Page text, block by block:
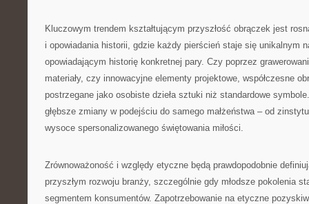
Kluczowym trendem kształtującym przyszłość obrączek jest
i opowiadania historii, gdzie każdy pierścień staje się unikalnym
opowiadającym historię konkretnej pary. Czy poprzez
materiały, czy innowacyjne elementy projektowe, współczesne
postrzegane jako osobiste dzieła sztuki niż standardowe
głębsze zmiany w podejściu do samego małżeństwa – od
wysoce spersonalizowanego świętowania miłości.
Zrównoważoność i względy etyczne będą prawdopodobnie
przyszłym rozwoju branży, szczególnie gdy młodsze pokolenia
segmentem konsumentów. Zapotrzebowanie na etyczne